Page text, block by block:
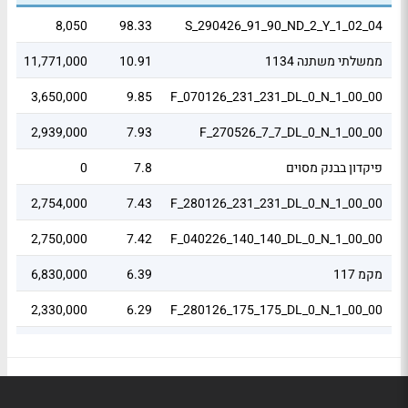
S_290426_91_90_ND_2_Y_1_02_04
98.33
8,050
ממשלתי משתנה 1134
10.91
11,771,000
F_070126_231_231_DL_0_N_1_00_00
9.85
3,650,000
F_270526_7_7_DL_0_N_1_00_00
7.93
2,939,000
פיקדון בבנק מסוים
7.8
0
F_280126_231_231_DL_0_N_1_00_00
7.43
2,754,000
F_040226_140_140_DL_0_N_1_00_00
7.42
2,750,000
מקמ 117
6.39
6,830,000
F_280126_175_175_DL_0_N_1_00_00
6.29
2,330,000